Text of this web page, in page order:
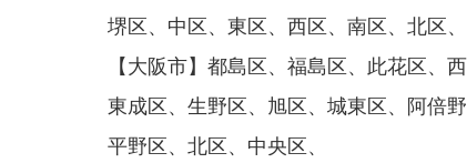
堺区、中区、東区、西区、南区、北区
【大阪市】都島区、福島区、此花区
東成区、生野区、旭区、城東区、阿倍
平野区、北区、中央区、